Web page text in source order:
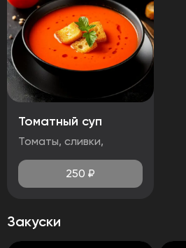
Томатный суп
Томаты, сливки,
250 ₽
Закуски